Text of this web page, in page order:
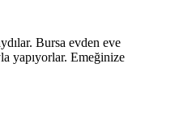
Bursa evden eve
yapıyorlar. Emeğinize